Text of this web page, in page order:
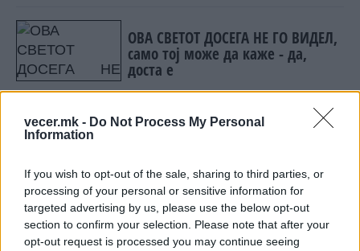
vecer.mk - Do Not Process My Personal
Information
If you wish to opt-out of the sale, sharing to third parties, or
processing of your personal or sensitive information for
targeted advertising by us, please use the below opt-out
section to confirm your selection. Please note that after your
opt-out request is processed you may continue seeing
ОВА СВЕТОТ ДОСЕГА НЕ ГО ВИДЕЛ,
само тој може да каже - да,
доста е
Италија има голем список, еден
куп имиња се опција по
НАЈЧИТАНИ ВО ПОСЛЕДНИ 7 ДЕНА